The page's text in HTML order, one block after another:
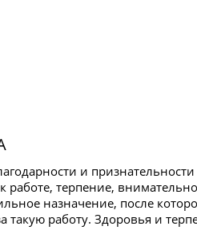
и
работе, терпение,
назначение, после
такую работу. Здоровья и